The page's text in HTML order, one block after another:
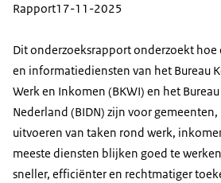
Rapport17-11-2025
Dit onderzoeksrapport onderzoekt hoe
en informatiediensten van het Bureau
Werk en Inkomen (BKWI) en het
Nederland (BIDN) zijn voor gemeenten,
uitvoeren van taken rond werk,
meeste diensten blijken goed te
sneller, efficiënter en rechtmatiger